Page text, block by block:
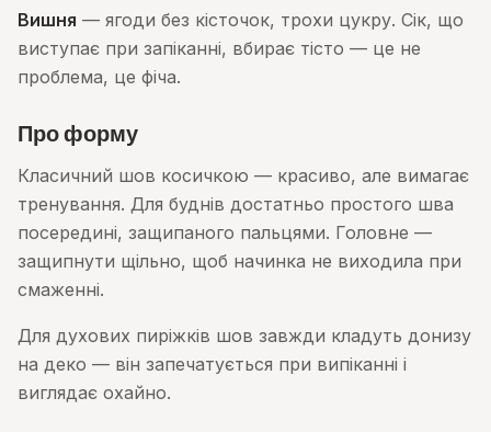
Вишня — ягоди без кісточок, трохи цукру. Сік, що
виступає при запіканні, вбирає тісто — це не
проблема, це фіча.
Про форму
Класичний шов косичкою — красиво, але вимагає
тренування. Для буднів достатньо простого шва
посередині, защипаного пальцями. Головне —
защипнути щільно, щоб начинка не виходила при
смаженні.
Для духових пиріжків шов завжди кладуть донизу
на деко — він запечатується при випіканні і
виглядає охайно.